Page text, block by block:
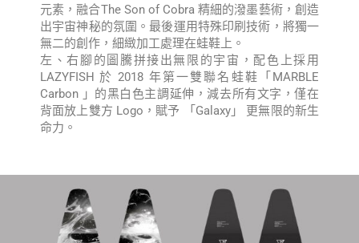
元素，融合The Son of Cobra 精細的潑墨藝術，創造
出宇宙神秘的氛圍。最後運用特殊印刷技術，將獨一
無二的創作，細緻加工處理在蛙鞋上。
左、右腳的圖騰拼接出無限的宇宙，配色上採用
LAZYFISH 於 2018 年第一雙聯名蛙鞋「MARBLE
Carbon 」的黑白色主調延伸，減去所有文字，僅在
背面放上雙方 Logo，賦予 「Galaxy」 更無限的新生
命力。